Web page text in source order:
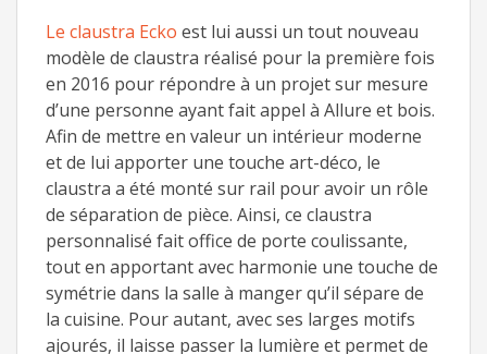
Le claustra Ecko est lui aussi un tout nouveau
modèle de claustra réalisé pour la première fois
en 2016 pour répondre à un projet sur mesure
d’une personne ayant fait appel à Allure et bois.
Afin de mettre en valeur un intérieur moderne
et de lui apporter une touche art-déco, le
claustra a été monté sur rail pour avoir un rôle
de séparation de pièce. Ainsi, ce claustra
personnalisé fait office de porte coulissante,
tout en apportant avec harmonie une touche de
symétrie dans la salle à manger qu’il sépare de
la cuisine. Pour autant, avec ses larges motifs
ajourés, il laisse passer la lumière et permet de
Focus sur les plus belles réalisations Allure et Bois
2016 ! - Laisser un commentaire